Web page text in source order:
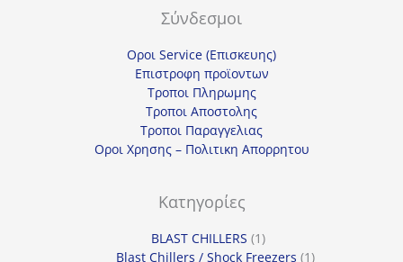
Σύνδεσμοι
Οροι Service (Επισκευης)
Επιστροφη προϊοντων
Τροποι Πληρωμης
Τροποι Αποστολης
Τροποι Παραγγελιας
Οροι Χρησης – Πολιτικη Απορρητου
Κατηγορίες
BLAST CHILLERS 11
προϊόν
Blast Chillers / Shock Freezers 11